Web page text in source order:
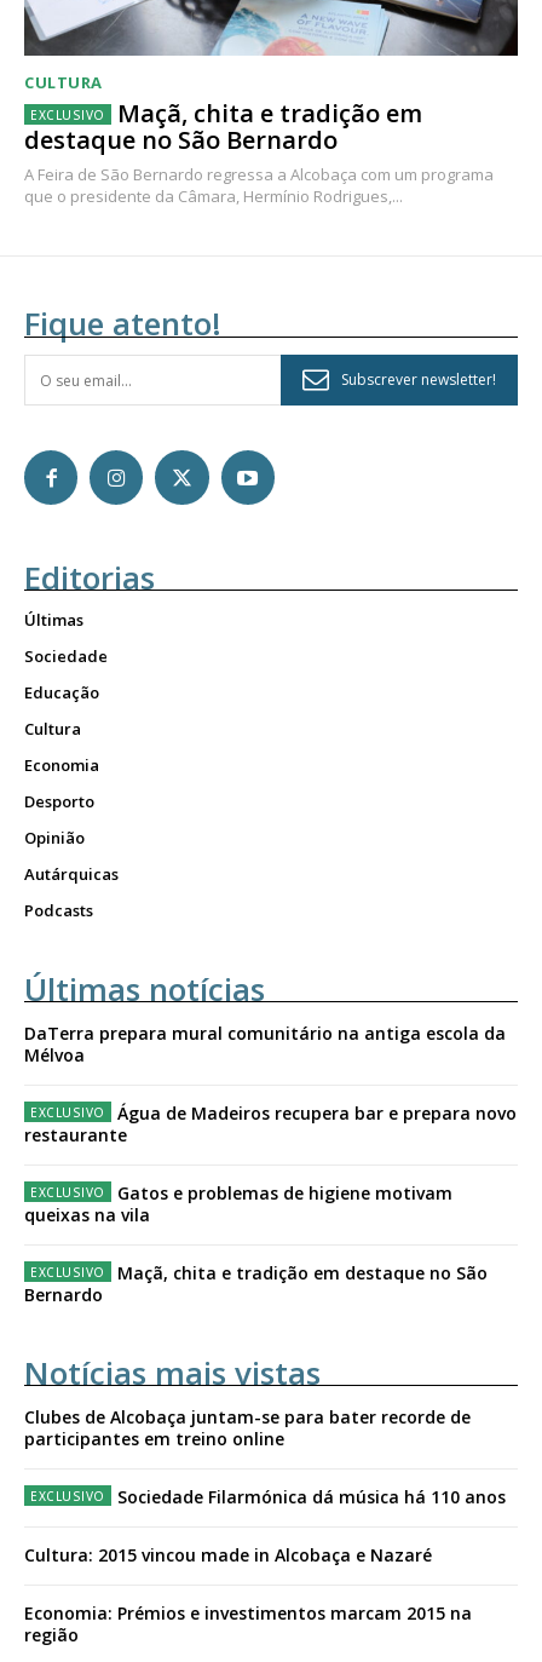
CULTURA
Maçã, chita e tradição em
destaque no São Bernardo
A Feira de São Bernardo regressa a Alcobaça com um programa
que o presidente da Câmara, Hermínio Rodrigues,...
Fique atento!
Subscrever newsletter!
Editorias
Últimas
Sociedade
Educação
Cultura
Economia
Desporto
Opinião
Autárquicas
Podcasts
Últimas notícias
DaTerra prepara mural comunitário na antiga escola da
Mélvoa
Água de Madeiros recupera bar e prepara novo
restaurante
Gatos e problemas de higiene motivam
queixas na vila
Maçã, chita e tradição em destaque no São
Bernardo
Notícias mais vistas
Clubes de Alcobaça juntam-se para bater recorde de
participantes em treino online
Sociedade Filarmónica dá música há 110 anos
Cultura: 2015 vincou made in Alcobaça e Nazaré
Economia: Prémios e investimentos marcam 2015 na
região